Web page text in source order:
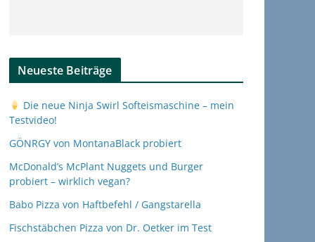
Neueste Beiträge
Die neue Ninja Swirl Softeismaschine – mein
Testvideo!
GÖNRGY von MontanaBlack probiert
McDonald’s McPlant Nuggets und Burger
probiert – wirklich vegan?
Babo Pizza von Haftbefehl / Gangstarella
Fischstäbchen Pizza von Dr. Oetker im Test